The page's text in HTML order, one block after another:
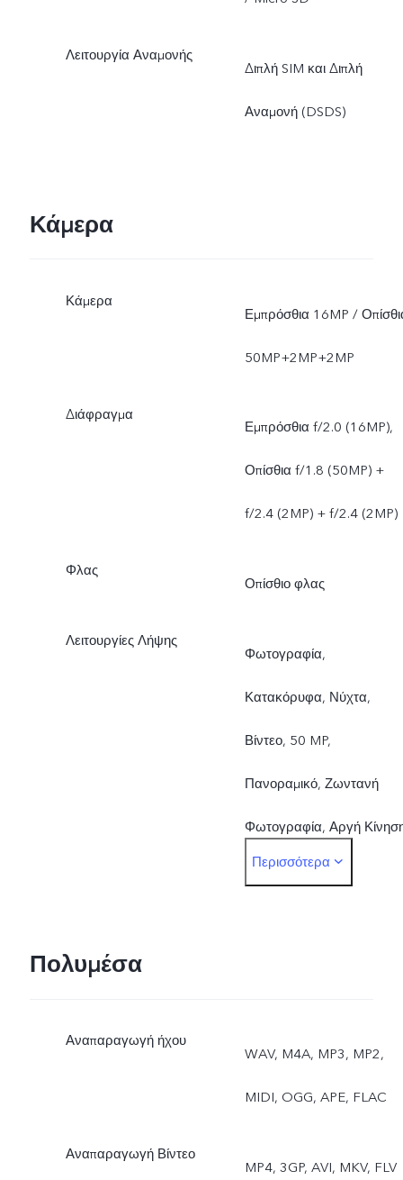
Λειτουργία Αναμονής
Διπλή SIM και Διπλή
Αναμονή (DSDS)
Κάμερα
Κάμερα
Εμπρόσθια 16MP /
50MP+2MP+2MP
Διάφραγμα
Εμπρόσθια f/2.0 (16MP),
Οπίσθια f/1.8 (50MP) +
f/2.4 (2MP) + f/2.4 (2MP)
Φλας
Οπίσθιο φλας
Λειτουργίες Λήψης
Φωτογραφία,
Κατακόρυφα, Νύχτα,
Βίντεο, 50 MP,
Πανοραμικό, Ζωντανή
Φωτογραφία, Αργή
Παρέλευση Χρόνου, Pro,
Περισσότερα
Πολυμέσα
Αναπαραγωγή ήχου
WAV, M4A, MP3, MP2,
MIDI, OGG, APE, FLAC
Αναπαραγωγή Βίντεο
MP4, 3GP, AVI, MKV, FLV